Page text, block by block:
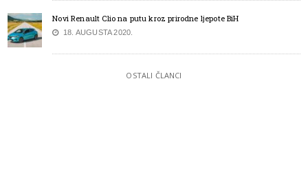
Novi Renault Clio na putu kroz prirodne ljepote BiH
18. AUGUSTA 2020.
OSTALI ČLANCI